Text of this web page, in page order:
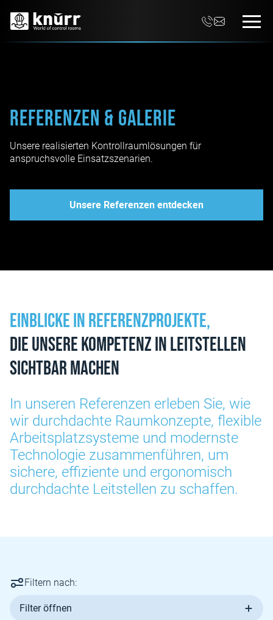
Referenzen & Galerie
Unsere realisierten Kontrollraumlösungen für
anspruchsvolle Einsatzszenarien.
Unsere Referenzen entdecken
Einblicke in Referenzprojekte,
die unsere Kompetenz in Leitstellen
sichtbar machen
In unseren Referenzen erleben Sie, wie
wir durchdachte Raumkonzepte, flexible
Arbeitsplatzsysteme und modernste
Technologie zusammenführen, um
sichere, effiziente und ergonomisch
durchdachte Leitstellen zu schaffen.
Filtern nach:
Filter öffnen